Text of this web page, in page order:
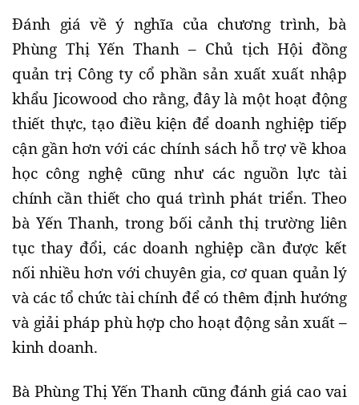
Đánh giá về ý nghĩa của chương trình, bà
Phùng Thị Yến Thanh – Chủ tịch Hội đồng
quản trị Công ty cổ phần sản xuất xuất nhập
khẩu Jicowood cho rằng, đây là một hoạt động
thiết thực, tạo điều kiện để doanh nghiệp tiếp
cận gần hơn với các chính sách hỗ trợ về khoa
học công nghệ cũng như các nguồn lực tài
chính cần thiết cho quá trình phát triển. Theo
bà Yến Thanh, trong bối cảnh thị trường liên
tục thay đổi, các doanh nghiệp cần được kết
nối nhiều hơn với chuyên gia, cơ quan quản lý
và các tổ chức tài chính để có thêm định hướng
và giải pháp phù hợp cho hoạt động sản xuất –
kinh doanh.
Bà Phùng Thị Yến Thanh cũng đánh giá cao vai